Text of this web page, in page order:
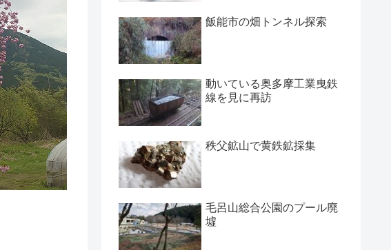
飯能市の畑トンネル探索
動いている奥多摩工業曳鉄
線を見に再訪
秩父鉱山で黄鉄鉱採集
毛呂山総合公園のプール廃
墟